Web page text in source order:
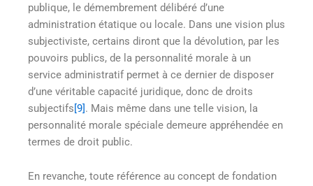
publique, le démembrement délibéré d’une
administration étatique ou locale. Dans une vision plus
subjectiviste, certains diront que la dévolution, par les
pouvoirs publics, de la personnalité morale à un
service administratif permet à ce dernier de disposer
d’une véritable capacité juridique, donc de droits
subjectifs[9]. Mais même dans une telle vision, la
personnalité morale spéciale demeure appréhendée en
termes de droit public.
En revanche, toute référence au concept de fondation